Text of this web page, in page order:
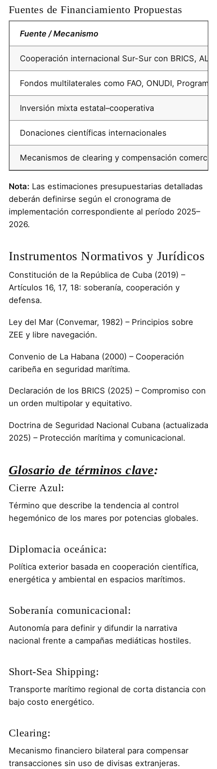
Fuentes de Financiamiento Propuestas
Fuente / Mecanismo
Cooperación internacional Sur-Sur con BRICS,
Fondos multilaterales como FAO, ONUDI, Programa
Inversión mixta estatal–cooperativa
Donaciones científicas internacionales
Mecanismos de clearing y compensación
Nota: Las estimaciones presupuestarias detalladas
deberán definirse según el cronograma de
implementación correspondiente al período 2025–
2026.
Instrumentos Normativos y Jurídicos
Constitución de la República de Cuba (2019) –
Artículos 16, 17, 18: soberanía, cooperación y
defensa.
Ley del Mar (Convemar, 1982) – Principios sobre
ZEE y libre navegación.
Convenio de La Habana (2000) – Cooperación
caribeña en seguridad marítima.
Declaración de los BRICS (2025) – Compromiso con
un orden multipolar y equitativo.
Doctrina de Seguridad Nacional Cubana (actualizada
2025) – Protección marítima y comunicacional.
Glosario de términos clave:
Cierre Azul:
Término que describe la tendencia al control
hegemónico de los mares por potencias globales.
Diplomacia oceánica:
Política exterior basada en cooperación científica,
energética y ambiental en espacios marítimos.
Soberanía comunicacional:
Autonomía para definir y difundir la narrativa
nacional frente a campañas mediáticas hostiles.
Short-Sea Shipping:
Transporte marítimo regional de corta distancia con
bajo costo energético.
Clearing:
Mecanismo financiero bilateral para compensar
transacciones sin uso de divisas extranjeras.